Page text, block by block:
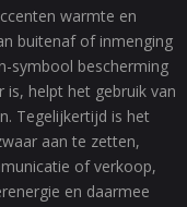
warmte en
buitenaf of inmenging
symbool bescherming
is, helpt het gebruik van
Tegelijkertijd is het
aan te zetten,
of verkoop,
en daarmee